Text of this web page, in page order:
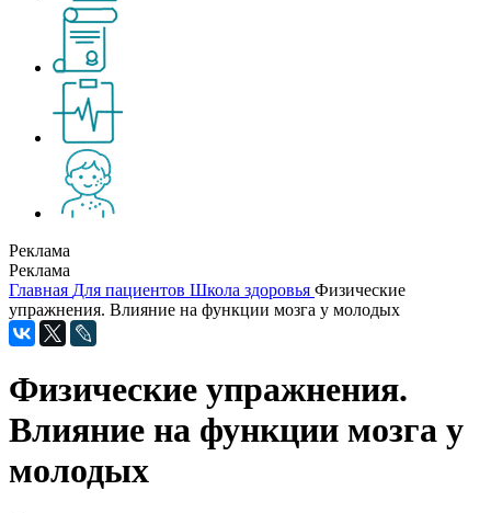
Реклама
Реклама
Главная Для пациентов Школа здоровья Физические
упражнения. Влияние на функции мозга у молодых
Физические упражнения.
Влияние на функции мозга у
молодых